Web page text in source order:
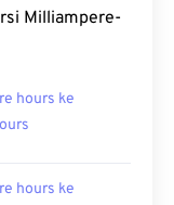
Milliampere-
hours ke
hours ke